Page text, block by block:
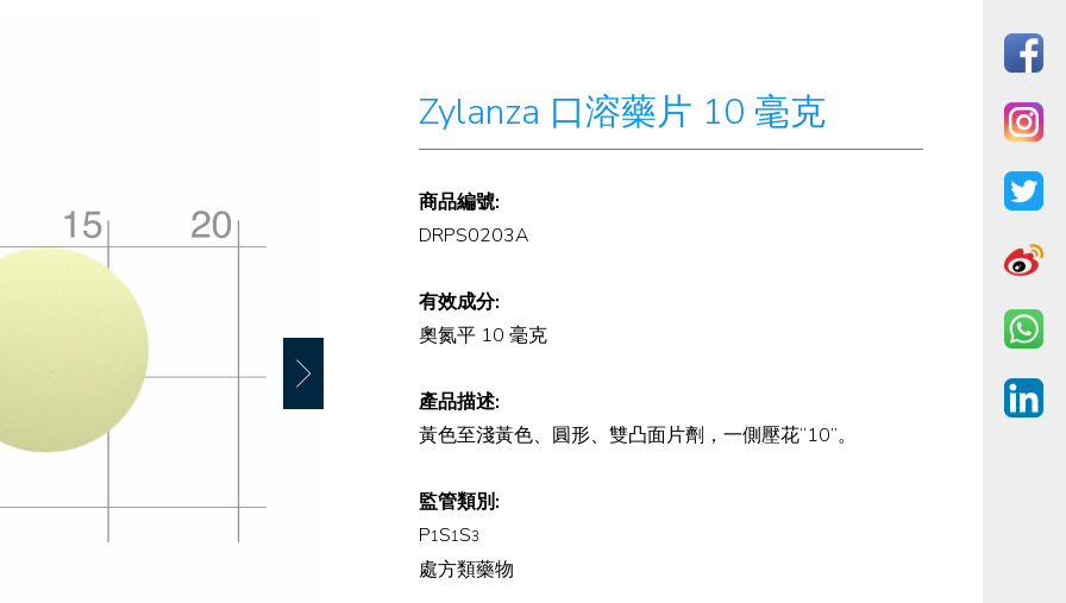
Zylanza 口溶藥片 10 毫克
商品編號:
DRPS0203A
有效成分:
奧氮平 10 毫克
產品描述:
黃色至淺黃色、圓形、雙凸面片劑，一側壓花“10”。
監管類別:
P1S1S3
處方類藥物